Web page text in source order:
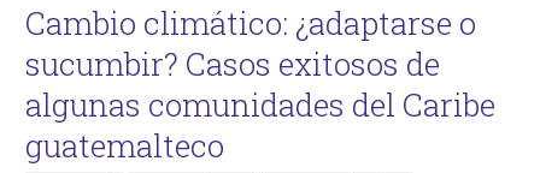
Cambio climático: ¿adaptarse o
sucumbir? Casos exitosos de
algunas comunidades del Caribe
guatemalteco